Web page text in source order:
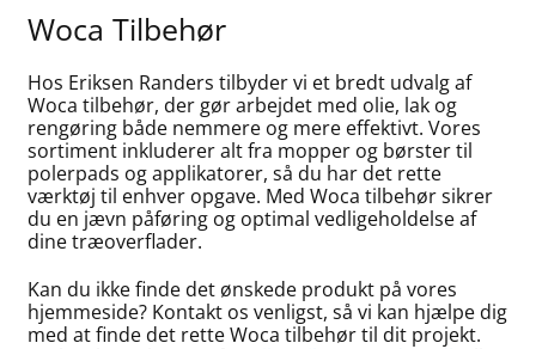
Woca Tilbehør
Hos Eriksen Randers tilbyder vi et bredt udvalg af
Woca tilbehør, der gør arbejdet med olie, lak og
rengøring både nemmere og mere effektivt. Vores
sortiment inkluderer alt fra mopper og børster til
polerpads og applikatorer, så du har det rette
værktøj til enhver opgave. Med Woca tilbehør sikrer
du en jævn påføring og optimal vedligeholdelse af
dine træoverflader.
Kan du ikke finde det ønskede produkt på vores
hjemmeside? Kontakt os venligst, så vi kan hjælpe dig
med at finde det rette Woca tilbehør til dit projekt.